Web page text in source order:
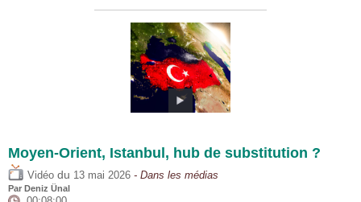
Moyen-Orient, Istanbul, hub de substitution ?
Vidéo du 13 mai 2026 - Dans les médias
Par Deniz Ünal